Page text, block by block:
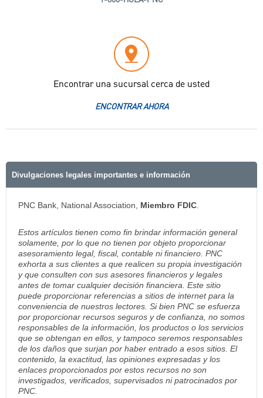
Encontrar una sucursal cerca de usted
ENCONTRAR AHORA
Divulgaciones legales importantes e información
PNC Bank, National Association, Miembro FDIC
Estos artículos tienen como fin brindar información general
solamente, por lo que no tienen por objeto proporcionar
asesoramiento legal, fiscal, contable ni financiero. PNC
exhorta a sus clientes a que realicen su propia investigación
y que consulten con sus asesores financieros y legales
antes de tomar cualquier decisión financiera. Este sitio
puede proporcionar referencias a sitios de internet para la
conveniencia de nuestros lectores. Si bien PNC se esfuerza
por proporcionar recursos seguros y de confianza, no somos
responsables de la información, los productos o los servicios
que se obtengan en ellos, y tampoco seremos responsables
de los daños que surjan por haber entrado a esos sitios. El
contenido, la exactitud, las opiniones expresadas y los
enlaces proporcionados por estos recursos no son
investigados, verificados, supervisados ni patrocinados por
PNC.